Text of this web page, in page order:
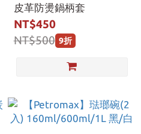
皮革防燙鍋柄套
NT$450
NT$500 9折